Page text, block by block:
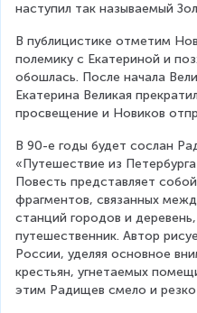
наступил так называемый
В публицистике отметим
полемику с Екатериной и
обошлась. После начала
Екатерина Великая
просвещение и Новиков
В 90-е годы будет сослан
«Путешествие из
Повесть представляет
фрагментов, связанных
станций городов и
путешественник. Автор
России, уделяя основное
крестьян, угнетаемых
этим Радищев смело и